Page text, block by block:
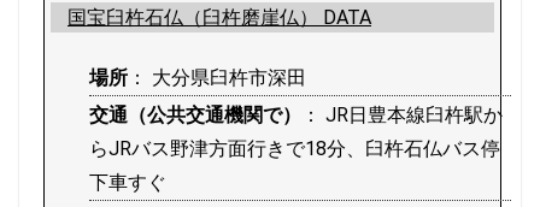
国宝臼杵石仏（臼杵磨崖仏） DATA
場所 ： 大分県臼杵市深田
交通（公共交通機関で）
： JR日豊本線臼杵駅か
らJRバス野津方面行きで18分、臼杵石仏バス停
下車すぐ